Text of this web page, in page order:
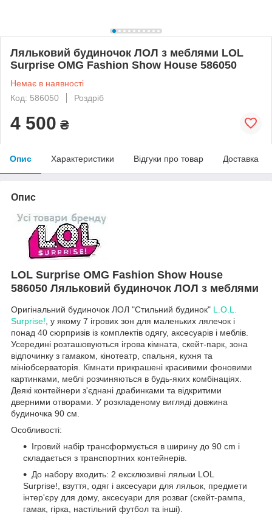
Ляльковий будиночок ЛОЛ з меблями LOL
Surprise OMG Fashion Show House 586050
Немає в наявності
Код: 586050
Роздріб
4 500 ₴
Опис Характеристики Відгуки про товар Доставка
Опис
LOL Surprise OMG Fashion Show House
586050 Ляльковий будиночок ЛОЛ з меблями
Оригінальний будиночок ЛОЛ "Стильний будинок" L.O.L.
Surprise!, у якому 7 ігрових зон для маленьких лялечок і
понад 40 сюрпризів із комплектів одягу, аксесуарів і меблів.
Усередині розташовуються ігрова кімната, скейт-парк, зона
відпочинку з гамаком, кінотеатр, спальня, кухня та
мініобсерваторія. Кімнати прикрашені красивими фоновими
картинками, меблі розчиняються в будь-яких комбінаціях.
Деякі контейнери з'єднані драбинками та відкритими
дверними отворами. У розкладеному вигляді довжина
будиночка 90 см.
Особливості:
Ігровий набір трансформується в ширину до 90 cm і
складається з транспортних контейнерів.
До набору входить: 2 ексклюзивні ляльки LOL
Surprise!, взуття, одяг і аксесуари для ляльок, предмети
інтер'єру для дому, аксесуари для розваг (скейт-рампа,
гамак, гірка, настільний футбол та інші).